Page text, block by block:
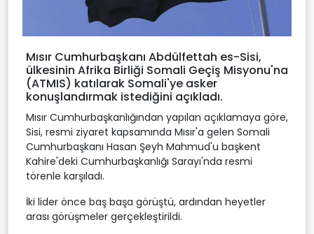
Mısır Cumhurbaşkanı Abdülfettah es-Sisi,
ülkesinin Afrika Birliği Somali Geçiş Misyonu'na
(ATMIS) katılarak Somali'ye asker
konuşlandırmak istediğini açıkladı.
Mısır Cumhurbaşkanlığından yapılan açıklamaya göre,
Sisi, resmi ziyaret kapsamında Mısır'a gelen Somali
Cumhurbaşkanı Hasan Şeyh Mahmud'u başkent
Kahire'deki Cumhurbaşkanlığı Sarayı'nda resmi
törenle karşıladı.
İki lider önce baş başa görüştü, ardından heyetler
arası görüşmeler gerçekleştirildi.